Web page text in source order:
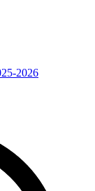
2026